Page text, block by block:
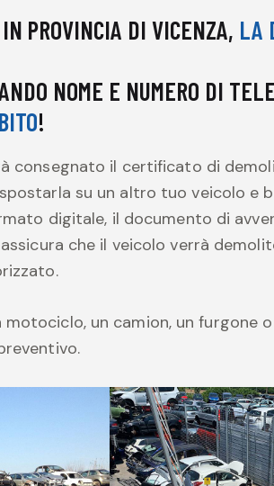
PROVINCIA DI VICENZA, LA
NOME E NUMERO DI
!
consegnato il certificato di
su un altro tuo veicolo e
digitale, il documento di
assicura che il veicolo verrà
un camion, un furgone